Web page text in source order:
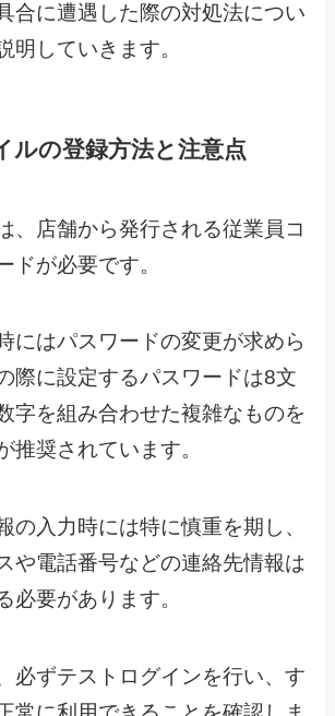
合に遭遇した際の対処法につい
明していきます。
ルの登録方法と注意点
、店舗から発行される従業員コ
ドが必要です。
にはパスワードの変更が求めら
際に設定するパスワードは8文
字を組み合わせた複雑なものを
推奨されています。
の入力時には特に慎重を期し、
や電話番号などの連絡先情報は
必要があります。
必ずテストログインを行い、す